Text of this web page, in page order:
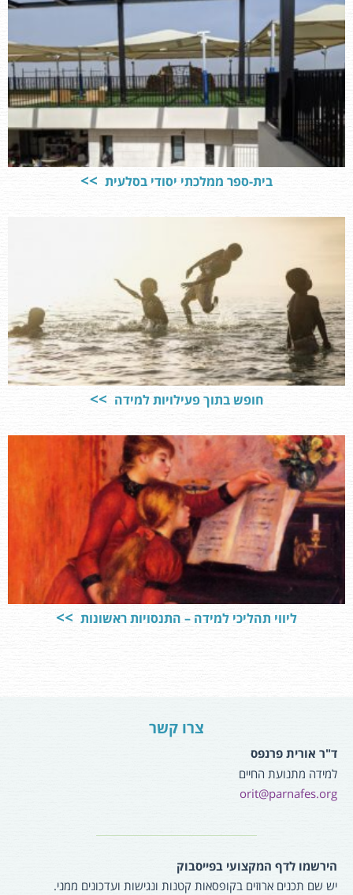
בית-ספר ממלכתי יסודי בסלעית
חופש בתוך פעילויות למידה
ליווי תהליכי למידה – התנסויות ראשונות
צרו קשר
ד"ר אורית פרנפס
למידה מתנועת החיים
orit@parnafes.org
הירשמו לדף המקצועי בפייסבוק
יש שם תכנים ארוזים בקופסאות קטנות ונגישות ועדכונים ממני.